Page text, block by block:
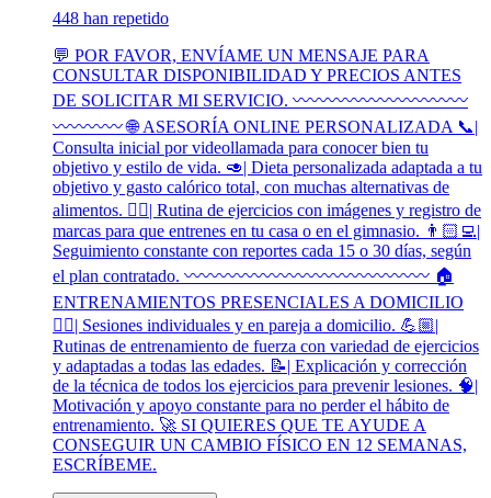
448 han repetido
💬 POR FAVOR, ENVÍAME UN MENSAJE PARA
CONSULTAR DISPONIBILIDAD Y PRECIOS ANTES
DE SOLICITAR MI SERVICIO. 〰️〰️〰️〰️〰️〰️〰️〰️〰️〰️
〰️〰️〰️〰️ 🌐 ASESORÍA ONLINE PERSONALIZADA 📞|
Consulta inicial por videollamada para conocer bien tu
objetivo y estilo de vida. 🥑| Dieta personalizada adaptada a tu
objetivo y gasto calórico total, con muchas alternativas de
alimentos. 🏋🏻| Rutina de ejercicios con imágenes y registro de
marcas para que entrenes en tu casa o en el gimnasio. 👨🏻‍💻|
Seguimiento constante con reportes cada 15 o 30 días, según
el plan contratado. 〰️〰️〰️〰️〰️〰️〰️〰️〰️〰️〰️〰️〰️〰️ 🏠
ENTRENAMIENTOS PRESENCIALES A DOMICILIO
🏋🏻| Sesiones individuales y en pareja a domicilio. 💪🏼|
Rutinas de entrenamiento de fuerza con variedad de ejercicios
y adaptadas a todas las edades. 📝| Explicación y corrección
de la técnica de todos los ejercicios para prevenir lesiones. 🧠|
Motivación y apoyo constante para no perder el hábito de
entrenamiento. 🚀 SI QUIERES QUE TE AYUDE A
CONSEGUIR UN CAMBIO FÍSICO EN 12 SEMANAS,
ESCRÍBEME.